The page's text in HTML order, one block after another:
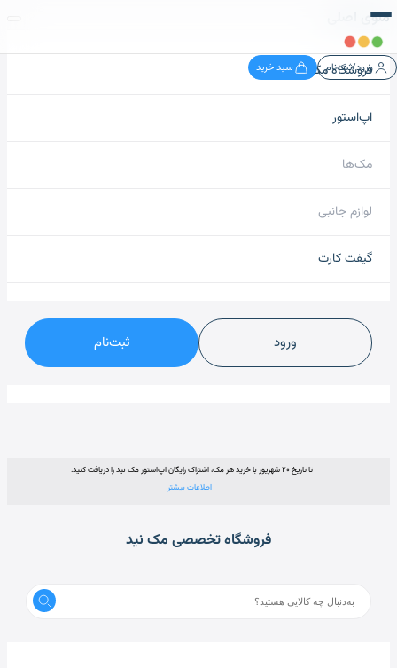
ورود/ثبت‌نام سبد خرید
منوی اصلی
فروشگاه مک نید
اپ‌استور
مک‌ها
لوازم جانبی
گیفت کارت
ورود ثبت‌نام
تا تاریخ ۲۰ شهریور با خرید هر مک، اشتراک رایگان اپ‌استور مک نید را دریافت کنید.
اطلاعات بیشتر
فروشگاه تخصصی مک نید